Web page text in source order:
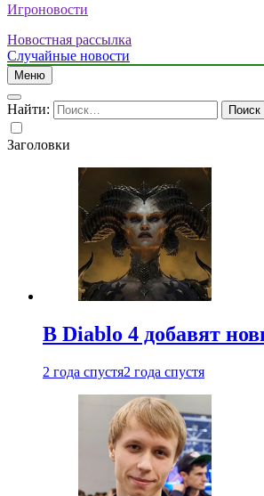
Игроновости
Новостная рассылка
Случайные новости
Меню
Найти:
Заголовки
В Diablo 4 добавят
2 года спустя2 года спустя